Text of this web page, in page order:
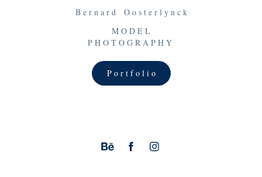
B e r n a r d O o s t e r l y n c k
M O D E L
P H O T O G R A P H Y
P o r t f o l i o